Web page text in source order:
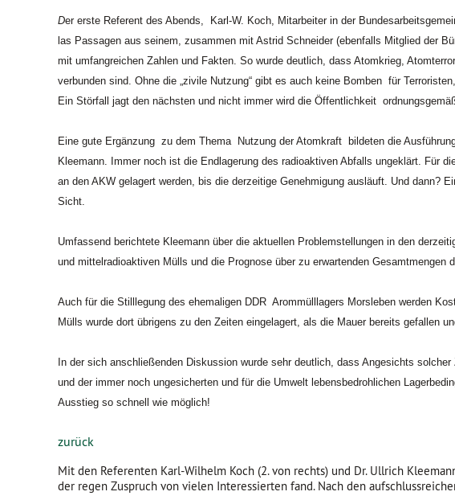
Der erste Referent des Abends, Karl-W. Koch, Mitarbeiter in der
las Passagen aus seinem, zusammen mit Astrid Schneider (ebenfalls Mitglied der
mit umfangreichen Zahlen und Fakten. So wurde deutlich, dass Atomkrieg,
verbunden sind. Ohne die „zivile Nutzung“ gibt es auch keine Bomben für
Ein Störfall jagt den nächsten und nicht immer wird die Öffentlichkeit
Eine gute Ergänzung zu dem Thema Nutzung der Atomkraft bildeten die
Kleemann. Immer noch ist die Endlagerung des radioaktiven Abfalls ungeklärt. Für
an den AKW gelagert werden, bis die derzeitige Genehmigung ausläuft. Und dann?
Sicht.
Umfassend berichtete Kleemann über die aktuellen Problemstellungen in den
und mittelradioaktiven Mülls und die Prognose über zu erwartenden Gesamtmengen
Auch für die Stilllegung des ehemaligen DDR Arommülllagers Morsleben werden
Mülls wurde dort übrigens zu den Zeiten eingelagert, als die Mauer bereits gefallen
In der sich anschließenden Diskussion wurde sehr deutlich, dass Angesichts
und der immer noch ungesicherten und für die Umwelt lebensbedrohlichen
Ausstieg so schnell wie möglich!
zurück
Mit den Referenten Karl-Wilhelm Koch (2. von rechts) und Dr. Ullrich
der regen Zuspruch von vielen Interessierten fand. Nach den